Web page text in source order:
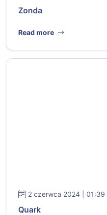
Zonda
Read more
2 czerwca 2024 | 01:39
Quark